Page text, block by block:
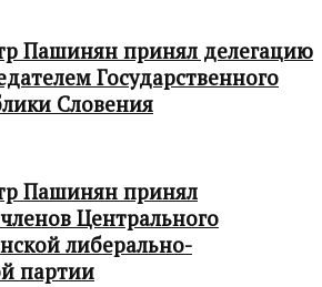
Пашинян принял делегацию
Государственного
Словения
Пашинян принял
Центрального
либерально-
партии